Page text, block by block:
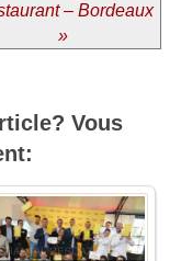
– Bordeaux
»
Vous